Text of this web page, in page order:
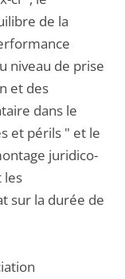
de la
niveau de prise
et des
dans le
et périls " et le
juridico-
les
sur la durée de